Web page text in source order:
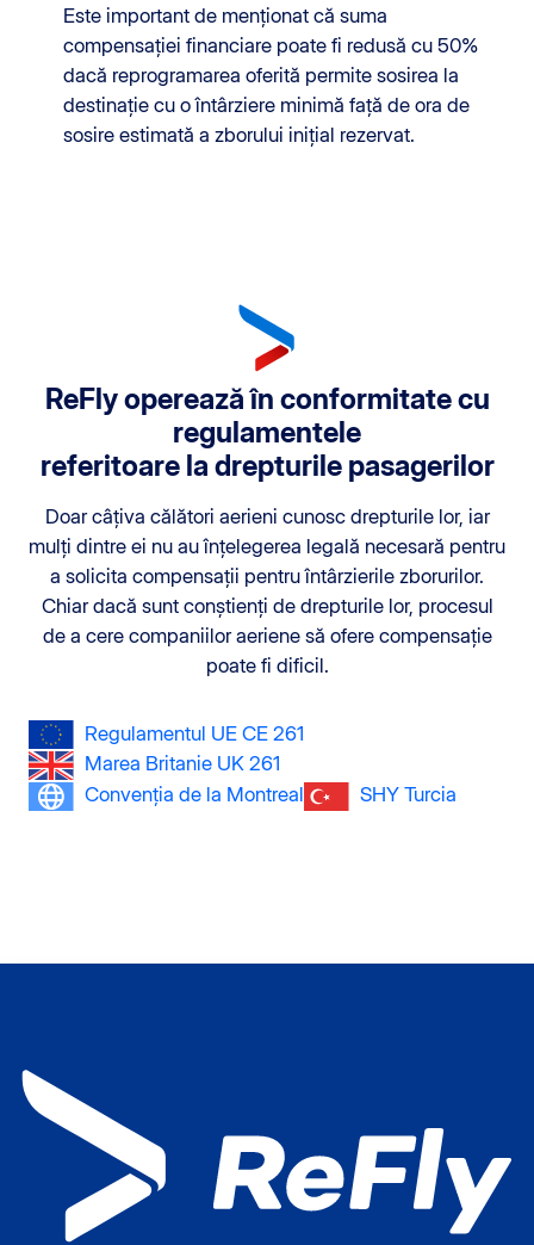
Este important de menționat că suma
compensației financiare poate fi redusă cu 50%
dacă reprogramarea oferită permite sosirea la
destinație cu o întârziere minimă față de ora de
sosire estimată a zborului inițial rezervat.
ReFly operează în conformitate cu
regulamentele
referitoare la drepturile pasagerilor
Doar câțiva călători aerieni cunosc drepturile lor, iar
mulți dintre ei nu au înțelegerea legală necesară pentru
a solicita compensații pentru întârzierile zborurilor.
Chiar dacă sunt conștienți de drepturile lor, procesul
de a cere companiilor aeriene să ofere compensație
poate fi dificil.
Regulamentul UE CE 261
Marea Britanie UK 261
Convenția de la Montreal
SHY Turcia